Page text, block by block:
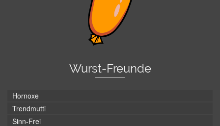
Wurst-Freunde
Hornoxe
Trendmutti
Sinn-Frei